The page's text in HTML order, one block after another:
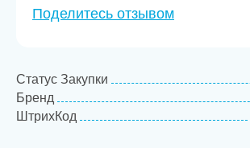
Поделитесь отзывом
Статус Закупки
Бренд
ШтрихКод